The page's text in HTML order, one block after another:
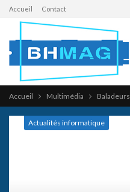
Accueil Contact
Accueil Multimédia Baladeurs
Actualités informatique